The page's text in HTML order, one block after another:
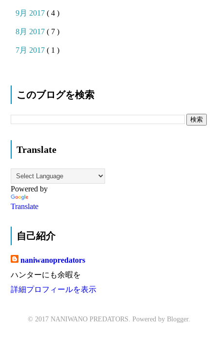
9月 2017( 4 )
8月 2017( 7 )
7月 2017( 1 )
このブログを検索
Translate
Powered by
Translate
自己紹介
naniwanopredators
ハンターにも余暇を
詳細プロフィールを表示
© 2017 NANIWANO PREDATORS. Powered by Blogger.